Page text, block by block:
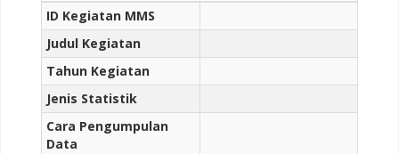
ID Kegiatan MMS
Judul Kegiatan
Tahun Kegiatan
Jenis Statistik
Cara Pengumpulan
Data